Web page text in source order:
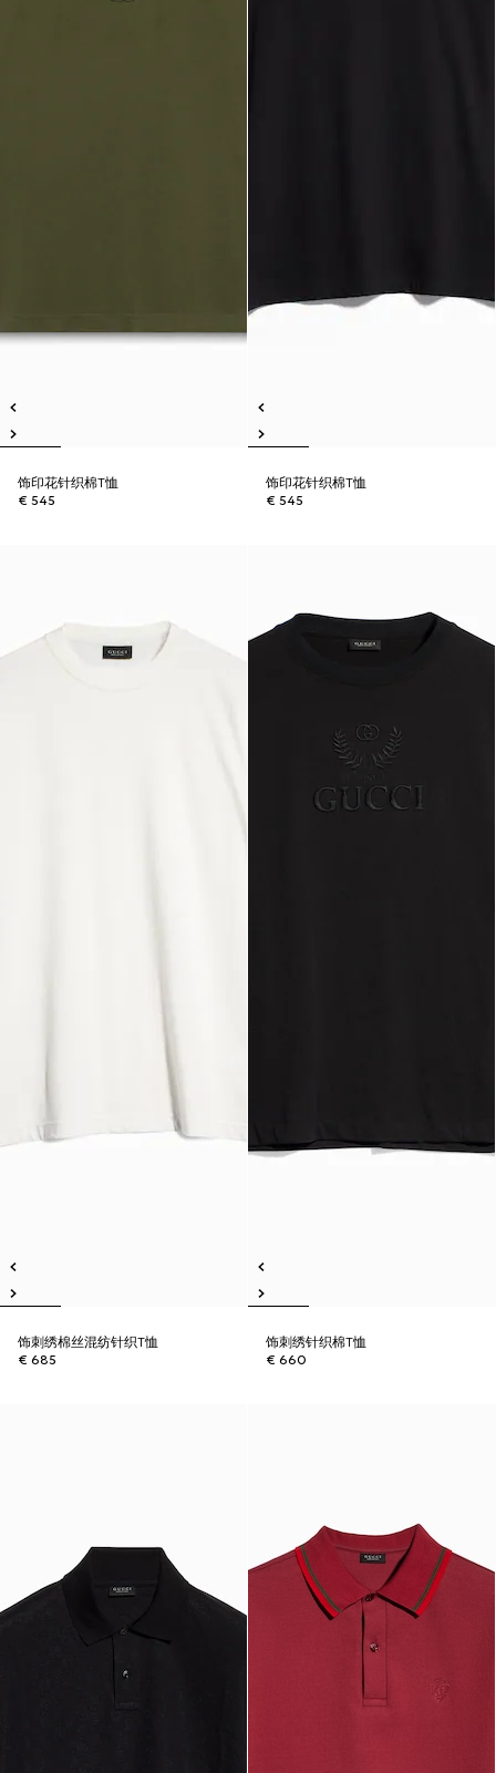
饰印花针织棉T恤
€ 545
饰印花针织棉T恤
€ 545
饰刺绣棉丝混纺针织T恤
€ 685
饰刺绣针织棉T恤
€ 660